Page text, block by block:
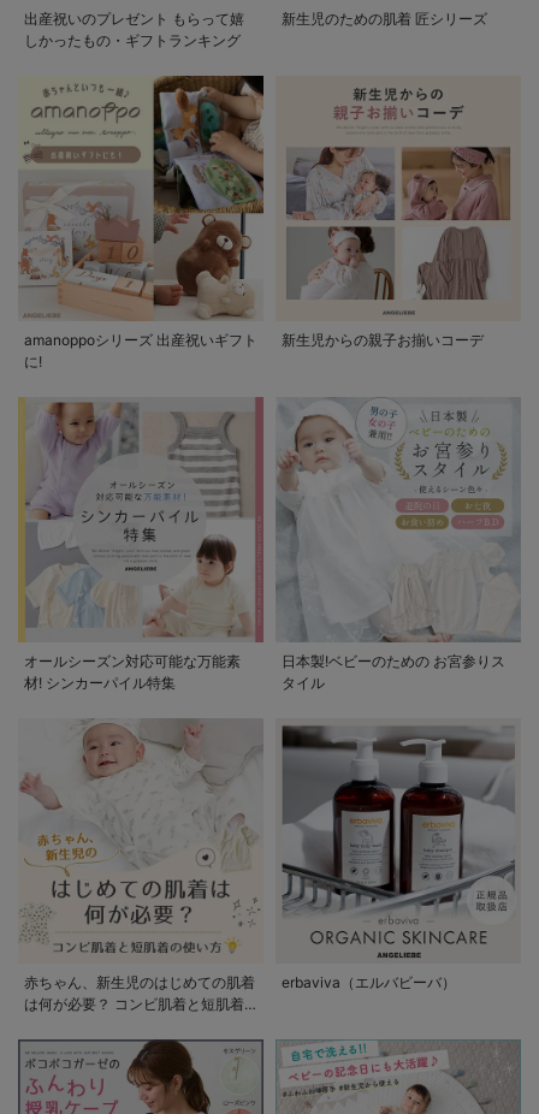
出産祝いのプレゼント もらって嬉
しかったもの・ギフトランキング
新生児のための肌着 匠シリーズ
amanoppoシリーズ 出産祝いギフト
に!
新生児からの親子お揃いコーデ
オールシーズン対応可能な万能素
材! シンカーパイル特集
日本製!ベビーのための お宮参りス
タイル
赤ちゃん、新生児のはじめての肌着
は何が必要？ コンビ肌着と短肌着
erbaviva（エルバビーバ）